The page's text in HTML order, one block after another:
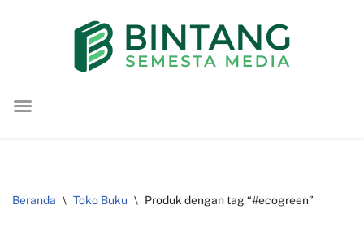
konten
Beranda \ Toko Buku \ Produk dengan tag “#ecogreen”